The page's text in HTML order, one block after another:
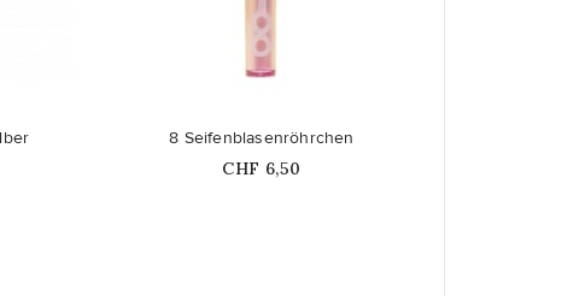
8 Seifenblasenröhrchen
Price
CHF 6,50